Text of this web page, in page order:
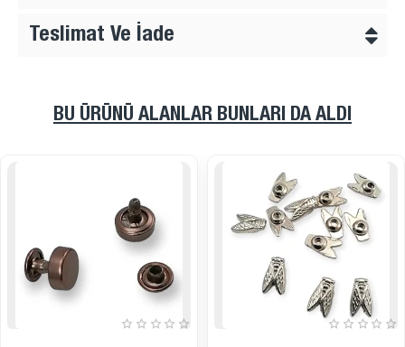
Teslimat Ve İade
BU ÜRÜNÜ ALANLAR BUNLARI DA ALDI